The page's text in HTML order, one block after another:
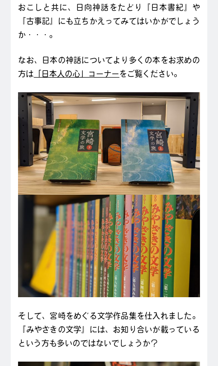
おこしと共に、日向神話をたどり『日本書紀』や
『古事記』にも立ちかえってみてはいかがでしょう
か・・・。
なお、日本の神話についてより多くの本をお求めの
方は 「日本人の心」コーナーをご覧ください。
そして、宮崎をめぐる文学作品集を仕入れました。
『みやざきの文学』には、お知り合いが載っている
という方も多いのではないでしょうか？